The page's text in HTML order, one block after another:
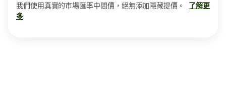
我們使用真實的市場匯率中間價，絕無添加隱藏提價。
了解更
多